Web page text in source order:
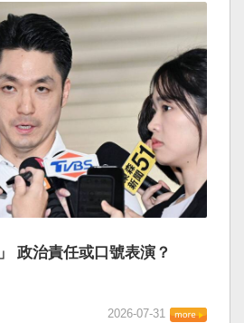
政治責任或口號表演？
2026-07-31